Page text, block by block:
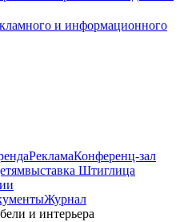
и информационного
РекламаКонференц-зал
выставка Штиглица
Журнал
и интерьера